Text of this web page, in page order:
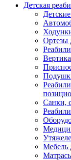
Детская
Ортезы
Санки,
Мебель